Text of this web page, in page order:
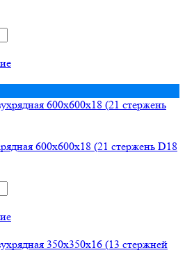
600х600х18 (21 стержень D18